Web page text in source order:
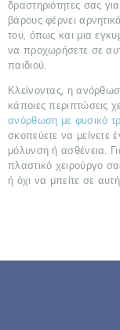
δραστηριότητες σας
βάρους φέρνει
του, όπως και μια
να προχωρήσετε σε
παιδιού.
Κλείνοντας, η
κάποιες περιπτώσεις
ανόρθωση με φυσικό
σκοπεύετε να μείνετε
μόλυνση ή ασθένεια.
πλαστικό χειρούργο
ή όχι να μπείτε σε